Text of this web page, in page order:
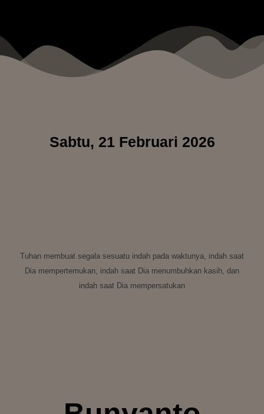
Sabtu, 21 Februari 2026
Tuhan membuat segala sesuatu indah pada waktunya, indah saat
Dia mempertemukan, indah saat Dia menumbuhkan kasih, dan
indah saat Dia mempersatukan